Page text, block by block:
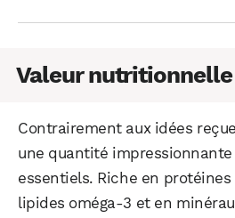
Valeur nutritionnelle
Contrairement aux idées
une quantité
essentiels. Riche en
lipides oméga-3 et en